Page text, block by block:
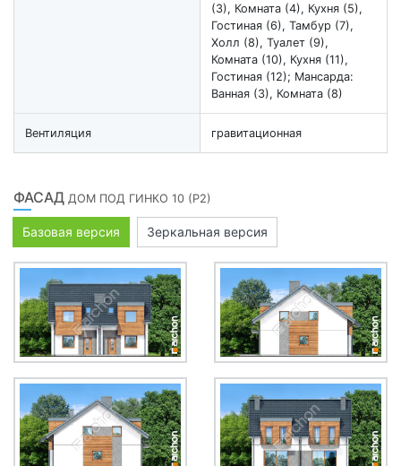
(3), Комната (4), Кухня (5),
Гостиная (6), Тамбур (7),
Холл (8), Туалет (9),
Комната (10), Кухня (11),
Гостиная (12); Мансарда:
Ванная (3), Комната (8)
Вентиляция гравитационная
ФАСАД ДОМ ПОД ГИНКО 10 (Р2)
Базовая версия Зеркальная версия